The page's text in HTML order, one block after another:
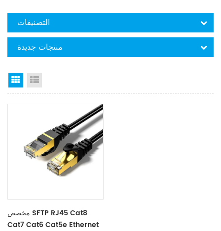
التصنيفات
منتجات جديدة
Grid View
مخصص SFTP RJ45 Cat8
Cat7 Cat6 Cat5e Ethernet